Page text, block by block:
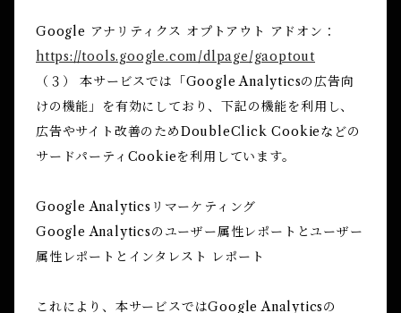
Google アナリティクス オプトアウト アドオン：
https://tools.google.com/dlpage/gaoptout
（３） 本サービスでは「Google Analyticsの広告向
けの機能」を有効にしており、下記の機能を利用し、
広告やサイト改善のためDoubleClick Cookieなどの
サードパーティCookieを利用しています。
Google Analyticsリマーケティング
Google Analyticsのユーザー属性レポートとユーザー
属性レポートとインタレスト レポート
これにより、本サービスではGoogle Analyticsの